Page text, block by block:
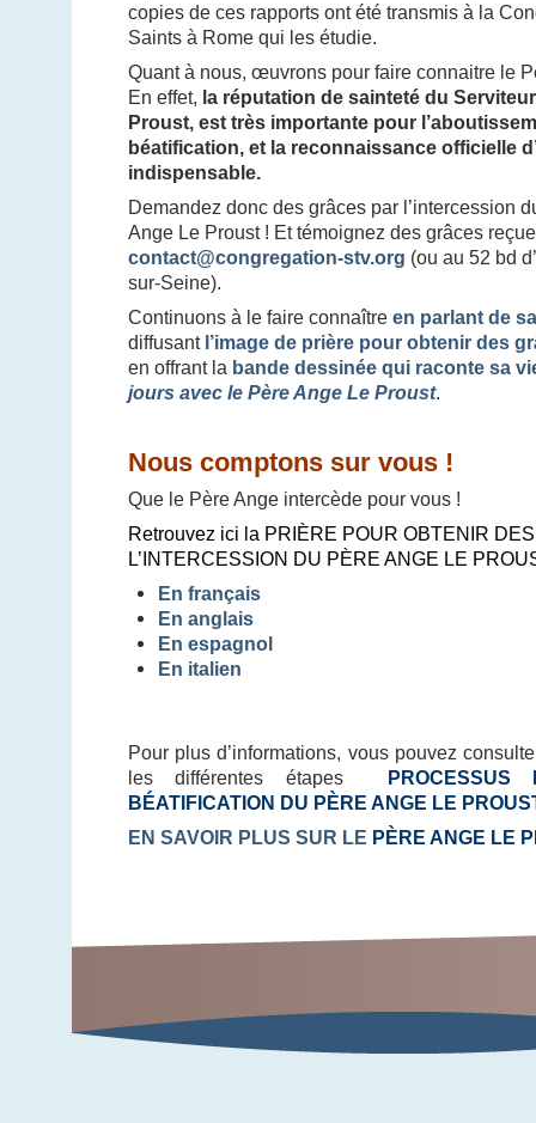
copies de ces rapports ont été transmis à la
Saints à Rome qui les étudie.
Quant à nous, œuvrons pour faire connaitre le
En effet, la réputation de sainteté du
Proust, est très importante pour
béatification, et la reconnaissance officielle
indispensable.
Demandez donc des grâces par l’intercession
Ange Le Proust ! Et témoignez des grâces
contact@congregation-stv.org (ou au 52 bd
sur-Seine).
Continuons à le faire connaître en parlant de
diffusant l’image de prière pour obtenir des
en offrant la bande dessinée qui raconte sa
jours avec le Père Ange Le Proust.
Nous comptons sur vous !
Que le Père Ange intercède pour vous !
Retrouvez ici la PRIÈRE POUR OBTENIR
L’INTERCESSION DU PÈRE ANGE LE
En français
En anglais
En espagnol
En italien
Pour plus d’informations, vous pouvez
les différentes étapes
BÉATIFICATION DU PÈRE ANGE LE
EN SAVOIR PLUS SUR LE PÈRE ANGE LE